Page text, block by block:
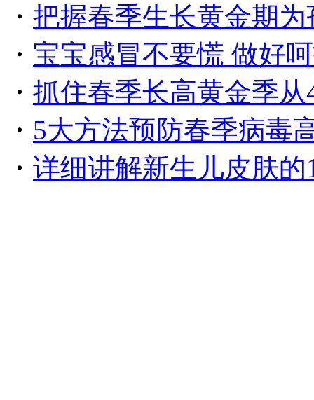
・ 把握春季生长黄金期
・ 宝宝感冒不要慌 做好
・ 抓住春季长高黄金季从
・ 5大方法预防春季病毒
・ 详细讲解新生儿皮肤的